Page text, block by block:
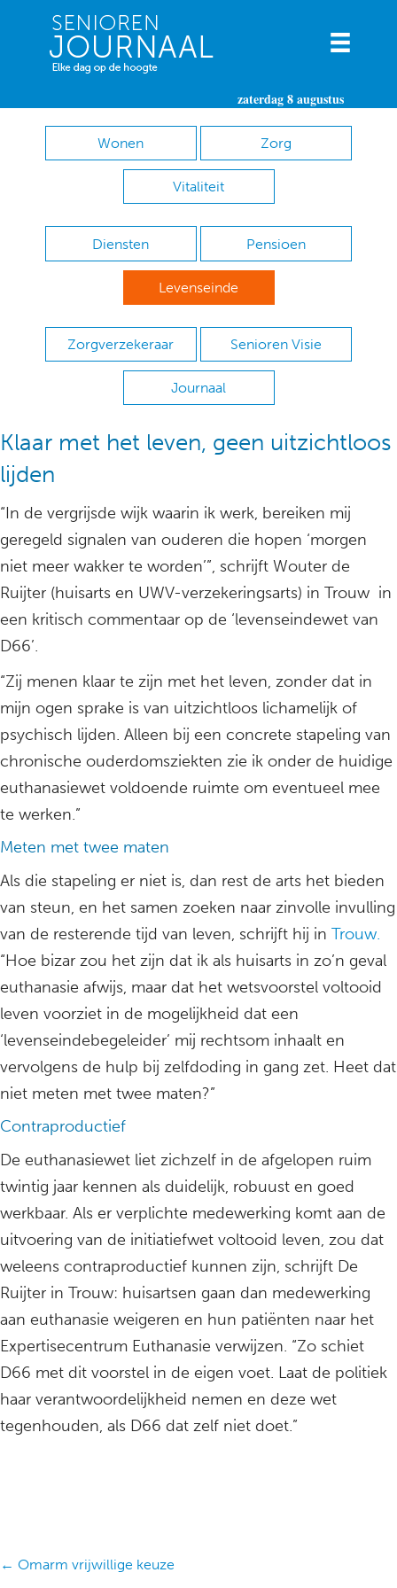
zaterdag 8 augustus
Wonen Zorg
Vitaliteit
Diensten Pensioen
Levenseinde
Zorgverzekeraar Senioren Visie
Journaal
Klaar met het leven, geen uitzichtloos
lijden
“In de vergrijsde wijk waarin ik werk, bereiken mij
geregeld signalen van ouderen die hopen ‘morgen
niet meer wakker te worden’”, schrijft Wouter de
Ruijter (huisarts en UWV-verzekeringsarts) in Trouw in
een kritisch commentaar op de ‘levenseindewet van
D66’.
“Zij menen klaar te zijn met het leven, zonder dat in
mijn ogen sprake is van uitzichtloos lichamelijk of
psychisch lijden. Alleen bij een concrete stapeling van
chronische ouderdomsziekten zie ik onder de huidige
euthanasiewet voldoende ruimte om eventueel mee
te werken.”
Meten met twee maten
Als die stapeling er niet is, dan rest de arts het bieden
van steun, en het samen zoeken naar zinvolle invulling
van de resterende tijd van leven, schrijft hij in Trouw.
“Hoe bizar zou het zijn dat ik als huisarts in zo’n geval
euthanasie afwijs, maar dat het wetsvoorstel voltooid
leven voorziet in de mogelijkheid dat een
‘levenseindebegeleider’ mij rechtsom inhaalt en
vervolgens de hulp bij zelfdoding in gang zet. Heet dat
niet meten met twee maten?”
Contraproductief
De euthanasiewet liet zichzelf in de afgelopen ruim
twintig jaar kennen als duidelijk, robuust en goed
werkbaar. Als er verplichte medewerking komt aan de
uitvoering van de initiatiefwet voltooid leven, zou dat
weleens contraproductief kunnen zijn, schrijft De
Ruijter in Trouw: huisartsen gaan dan medewerking
aan euthanasie weigeren en hun patiënten naar het
Expertisecentrum Euthanasie verwijzen. “Zo schiet
D66 met dit voorstel in de eigen voet. Laat de politiek
haar verantwoordelijkheid nemen en deze wet
tegenhouden, als D66 dat zelf niet doet.”
Posts
← Omarm vrijwillige keuze